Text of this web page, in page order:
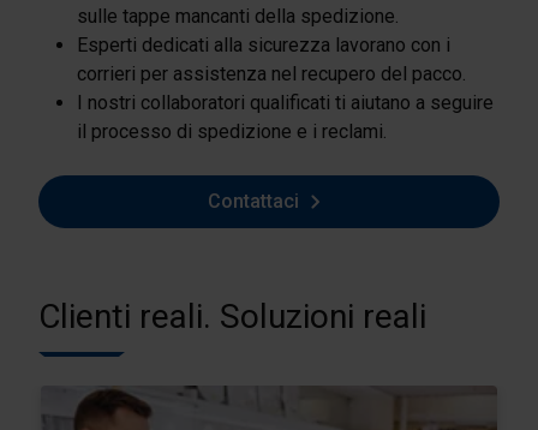
sulle tappe mancanti della spedizione.
Esperti dedicati alla sicurezza lavorano con i
corrieri per assistenza nel recupero del pacco.
I nostri collaboratori qualificati ti aiutano a seguire
il processo di spedizione e i reclami.
Contattaci
Clienti reali. Soluzioni reali